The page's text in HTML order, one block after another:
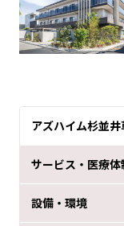
アズハイム杉並井
サービス・医療体
設備・環境